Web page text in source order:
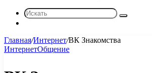
Искать
Главная/Интернет/ВК Знакомства
ИнтернетОбщение